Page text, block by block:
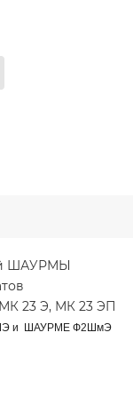
ШАУРМЫ
23 Э, МК 23 ЭП
и ШАУРМЕ Ф2ШмЭ